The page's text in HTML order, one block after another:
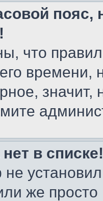
пояс,
что
значит,
в списке!
же